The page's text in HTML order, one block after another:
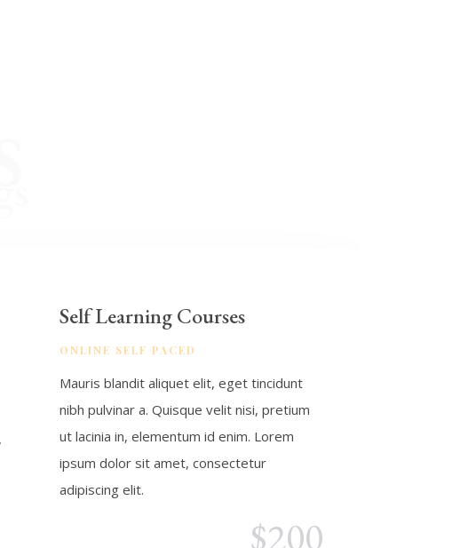
Self Learning Courses
ONLINE SELF PACED
Mauris blandit aliquet elit, eget tincidunt
nibh pulvinar a. Quisque velit nisi, pretium
ut lacinia in, elementum id enim. Lorem
ipsum dolor sit amet, consectetur
adipiscing elit.
$200